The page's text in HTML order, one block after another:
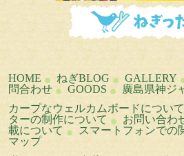
HOME ねぎBLOG GALLERY
問合わせ
GOODS
廣島県神ジ
カープなウェルカムボードについて
ターの制作について
お問い合わ
載について
スマートフォンでの
マップ